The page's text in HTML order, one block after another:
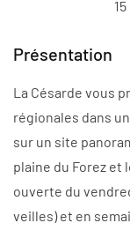
Présentation
La Césarde vous
régionales dans
sur un site
plaine du Forez et
ouverte du
veilles) et en